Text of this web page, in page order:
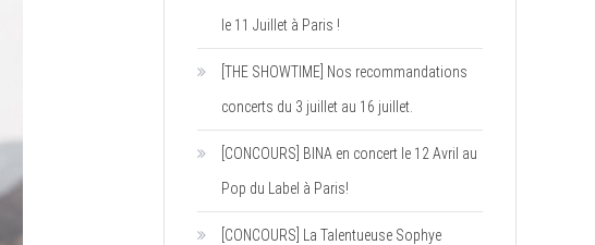
le 11 Juillet à Paris !
[THE SHOWTIME] Nos recommandations
concerts du 3 juillet au 16 juillet.
[CONCOURS] BINA en concert le 12 Avril au
Pop du Label à Paris!
[CONCOURS] La Talentueuse Sophye